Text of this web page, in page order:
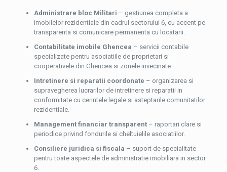
Administrare bloc Militari – gestiunea completa a
imobilelor rezidentiale din cadrul sectorului 6, cu accent pe
transparenta si comunicare permanenta cu locatarii.
Contabilitate imobile Ghencea – servicii contabile
specializate pentru asociatiile de proprietari si
cooperativele din Ghencea si zonele invecinate.
Intretinere si reparatii coordonate – organizarea si
supravegherea lucrarilor de intretinere si reparatii in
conformitate cu cerintele legale si asteptarile comunitatilor
rezidentiale.
Management financiar transparent– raportari clare si
periodice privind fondurile si cheltuielile asociatiilor.
Consiliere juridica si fiscala – suport de specialitate
pentru toate aspectele de administratie imobiliara in sector
6.